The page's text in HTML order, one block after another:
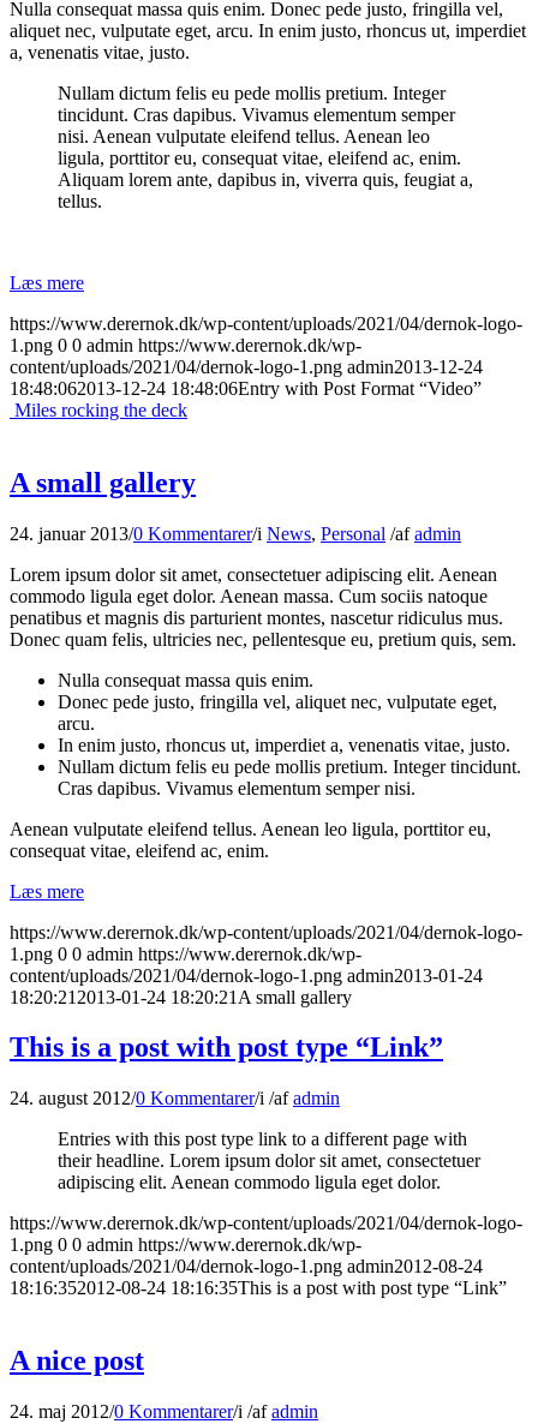
Nulla consequat massa quis enim. Donec pede justo, fringilla vel,
aliquet nec, vulputate eget, arcu. In enim justo, rhoncus ut, imperdiet
a, venenatis vitae, justo.
Nullam dictum felis eu pede mollis pretium. Integer
tincidunt. Cras dapibus. Vivamus elementum semper
nisi. Aenean vulputate eleifend tellus. Aenean leo
ligula, porttitor eu, consequat vitae, eleifend ac, enim.
Aliquam lorem ante, dapibus in, viverra quis, feugiat a,
tellus.
Læs mere
https://www.derernok.dk/wp-content/uploads/2021/04/dernok-logo-
1.png 0 0 admin https://www.derernok.dk/wp-
content/uploads/2021/04/dernok-logo-1.png admin2013-12-24
18:48:062013-12-24 18:48:06Entry with Post Format “Video”
Miles rocking the deck
A small gallery
24. januar 2013/0 Kommentarer/i News, Personal /afadmin
Lorem ipsum dolor sit amet, consectetuer adipiscing elit. Aenean
commodo ligula eget dolor. Aenean massa. Cum sociis natoque
penatibus et magnis dis parturient montes, nascetur ridiculus mus.
Donec quam felis, ultricies nec, pellentesque eu, pretium quis, sem.
Nulla consequat massa quis enim.
Donec pede justo, fringilla vel, aliquet nec, vulputate eget,
arcu.
In enim justo, rhoncus ut, imperdiet a, venenatis vitae, justo.
Nullam dictum felis eu pede mollis pretium. Integer tincidunt.
Cras dapibus. Vivamus elementum semper nisi.
Aenean vulputate eleifend tellus. Aenean leo ligula, porttitor eu,
consequat vitae, eleifend ac, enim.
Læs mere
https://www.derernok.dk/wp-content/uploads/2021/04/dernok-logo-
1.png 0 0 admin https://www.derernok.dk/wp-
content/uploads/2021/04/dernok-logo-1.png admin2013-01-24
18:20:21 2013-01-24 18:20:21 A small gallery
This is a post with post type “Link”
24. august 2012/0 Kommentarer/i /afadmin
Entries with this post type link to a different page with
their headline. Lorem ipsum dolor sit amet, consectetuer
adipiscing elit. Aenean commodo ligula eget dolor.
https://www.derernok.dk/wp-content/uploads/2021/04/dernok-logo-
1.png 0 0 admin https://www.derernok.dk/wp-
content/uploads/2021/04/dernok-logo-1.png admin2012-08-24
18:16:352012-08-24 18:16:35This is a post with post type “Link”
A nice post
24. maj 2012/0 Kommentarer/i /afadmin